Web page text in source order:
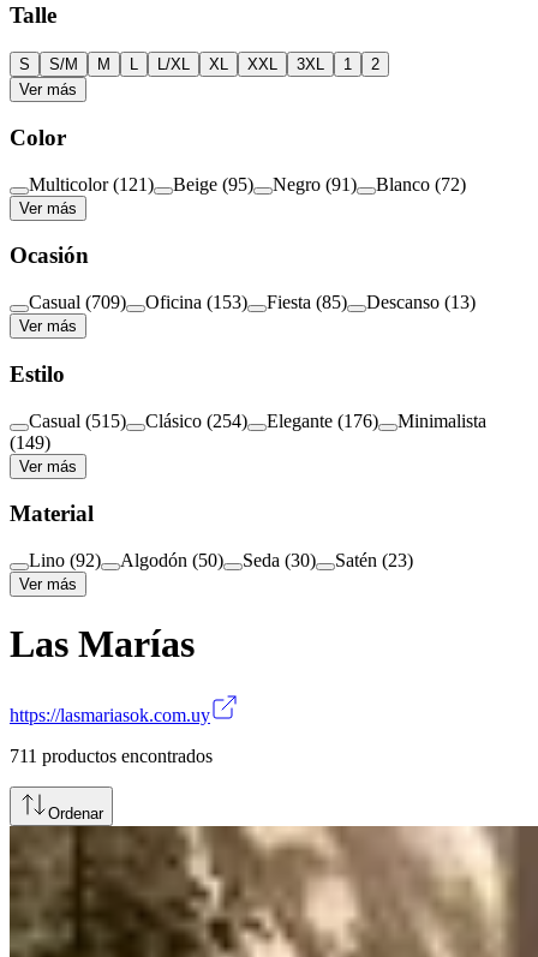
Talle
S S/M M L L/XL XL XXL 3XL 1
2
Ver más
Color
Multicolor (121) Beige (95) Negro (91) Blanco (72)
Ver más
Ocasión
Casual (709) Oficina (153) Fiesta (85) Descanso (13)
Ver más
Estilo
Casual (515) Clásico (254) Elegante (176)
Minimalista
(149)
Ver más
Material
Lino (92) Algodón (50) Seda (30) Satén (23)
Ver más
Las Marías
https://lasmariasok.com.uy
711 productos encontrados
Ordenar